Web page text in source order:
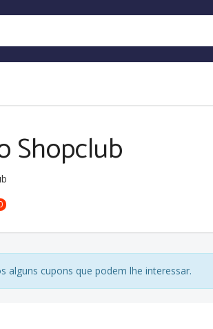
Shopclub
alguns cupons que podem lhe interessar.